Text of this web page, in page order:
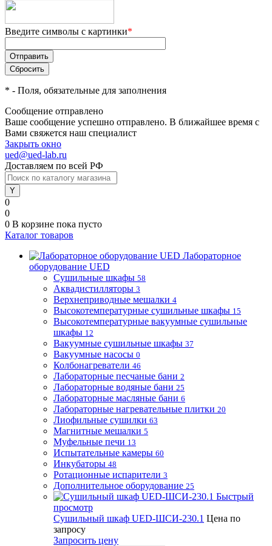
Введите символы с картинки*
* - Поля, обязательные для заполнения
Сообщение отправлено
Ваше сообщение успешно отправлено. В ближайшее время с
Вами свяжется наш специалист
Закрыть окно
ued@ued-lab.ru
Доставляем по всей РФ
0
0
0 В корзине пока пусто
Каталог товаров
Лабораторное
оборудование UED
Сушильные шкафы 58
Аквадистилляторы 3
Верхнеприводные мешалки 4
Высокотемпературные сушильные шкафы 15
Высокотемпературные вакуумные сушильные
шкафы 12
Вакуумные сушильные шкафы 37
Вакуумные насосы 0
Колбонагреватели 46
Лабораторные песчаные бани 2
Лабораторные водяные бани 25
Лабораторные масляные бани 6
Лабораторные нагревательные плитки 20
Лиофильные сушилки 63
Магнитные мешалки 5
Муфельные печи 13
Испытательные камеры 60
Инкубаторы 48
Ротационные испарители 3
Дополнительное оборудование 25
Быстрый
просмотр
Сушильный шкаф UED-ШСИ-230.1 Цена по
запросу
Запросить цену